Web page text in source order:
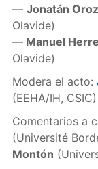
— Jonatán
Olavide)
—Manuel
Olavide)
Modera el acto:
(EEHA/IH, CSIC)
Comentarios a
(Université
Montón